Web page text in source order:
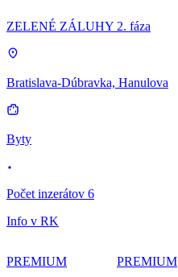
ZELENÉ ZÁLUHY 2. fáza
Bratislava-Dúbravka, Hanulova
Byty
Počet inzerátov 6
Info v RK
PREMIUM PREMIUM